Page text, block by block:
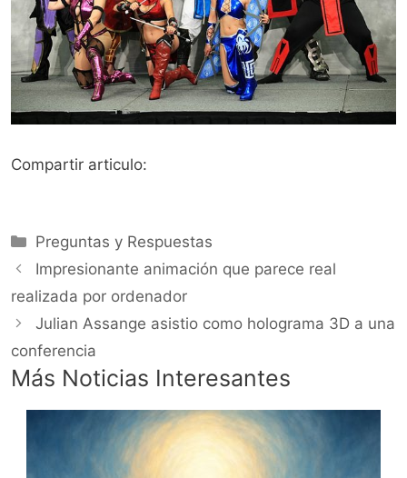
Compartir articulo:
Categorías
Preguntas y Respuestas
Impresionante animación que parece real
realizada por ordenador
Julian Assange asistio como holograma 3D a una
conferencia
Más Noticias Interesantes